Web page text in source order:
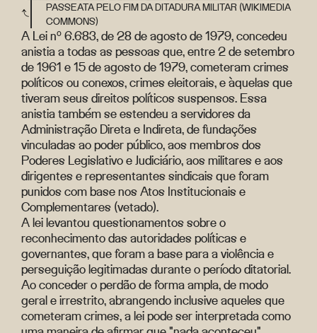
PASSEATA PELO FIM DA DITADURA MILITAR (WIKIMEDIA
COMMONS)
A Lei nº 6.683, de 28 de agosto de 1979, concedeu
anistia a todas as pessoas que, entre 2 de setembro
de 1961 e 15 de agosto de 1979, cometeram crimes
políticos ou conexos, crimes eleitorais, e àquelas que
tiveram seus direitos políticos suspensos. Essa
anistia também se estendeu a servidores da
Administração Direta e Indireta, de fundações
vinculadas ao poder público, aos membros dos
Poderes Legislativo e Judiciário, aos militares e aos
dirigentes e representantes sindicais que foram
punidos com base nos Atos Institucionais e
Complementares (vetado).
A lei levantou questionamentos sobre o
reconhecimento das autoridades políticas e
governantes, que foram a base para a violência e
perseguição legitimadas durante o período ditatorial.
Ao conceder o perdão de forma ampla, de modo
geral e irrestrito, abrangendo inclusive aqueles que
cometeram crimes, a lei pode ser interpretada como